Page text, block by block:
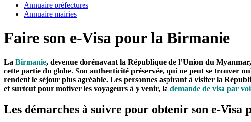
Annuaire préfectures
Annuaire mairies
Faire son e-Visa pour la Birmanie
La Birmanie, devenue dorénavant la République de l’Union du
cette partie du globe. Son authenticité préservée, qui ne peut se trouver
rendent le séjour plus agréable. Les personnes aspirant à visiter la
et surtout pour motiver les voyageurs à y venir, la demande de visa par
Les démarches à suivre pour obtenir son e-Visa